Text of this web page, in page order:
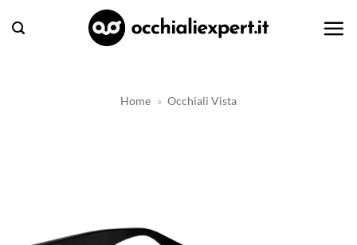
Home » Occhiali Vista